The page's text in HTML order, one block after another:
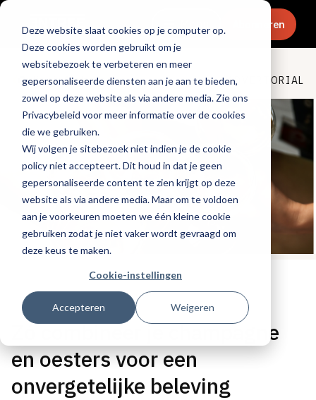
Deze website slaat cookies op je computer op.
Deze cookies worden gebruikt om je
websitebezoek te verbeteren en meer
gepersonaliseerde diensten aan je aan te bieden,
zowel op deze website als via andere media. Zie ons
Privacybeleid voor meer informatie over de cookies
die we gebruiken.
Wij volgen je sitebezoek niet indien je de cookie
policy niet accepteert. Dit houd in dat je geen
gepersonaliseerde content te zien krijgt op deze
website als via andere media. Maar om te voldoen
aan je voorkeuren moeten we één kleine cookie
gebruiken zodat je niet vaker wordt gevraagd om
deze keus te maken.
Cookie-instellingen
Accepteren Weigeren
Menu Abonneren
Culinair & chefs ADVERTORIAL
promotioneel
Gepubliceerd op: 6 augustus 2025
Zó combineer je champagne
en oesters voor een
onvergetelijke beleving